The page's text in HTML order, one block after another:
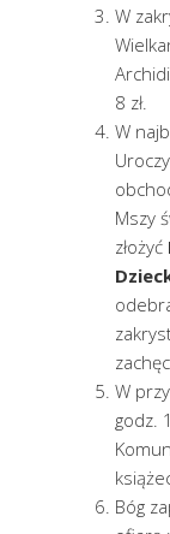
W
8 zł.
W
Mszy
złożyć
W
godz.
Bóg